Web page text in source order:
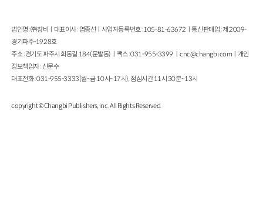
법인명 : ㈜창비ㅣ대표이사 : 염종선ㅣ사업자등록번호 : 105-81-63672ㅣ통신판매업 : 제 2009-
경기파주-1928호
주소 : 경기도 파주시 회동길 184(문발동)ㅣ팩스 : 031-955-3399 ㅣcnc@changbi.com ㅣ개인
정보책임자 : 신문수
대표전화 : 031-955-3333(월~금 10시~17시), 점심시간 11시 30분~13시
copyright © Changbi Publishers, inc. All Rights Reserved.